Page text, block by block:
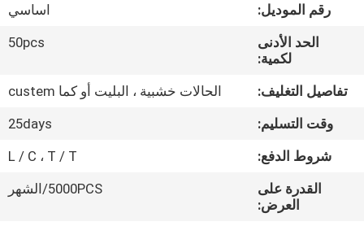
المصنع
ضبط
الجودة
اتصل
رقم الموديل:
اساسي
الحد الأدنى
لكمية:
50pcs
تفاصيل التغليف:
الحالات خشبية ، البليت أو كما custem
وقت التسليم:
25days
شروط الدفع:
L / C ، T / T
القدرة على
العرض:
5000PCS/الشهر